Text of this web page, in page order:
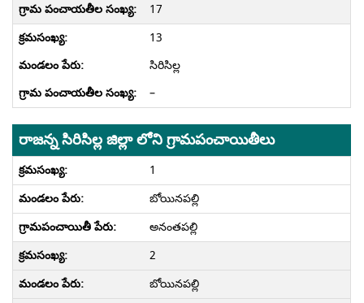
17
13
సిరిసిల్ల
–
రాజన్న సిరిసిల్ల జిల్లా లోని గ్రామపంచాయితీలు
1
బోయినపల్లి
అనంతపల్లి
2
బోయినపల్లి